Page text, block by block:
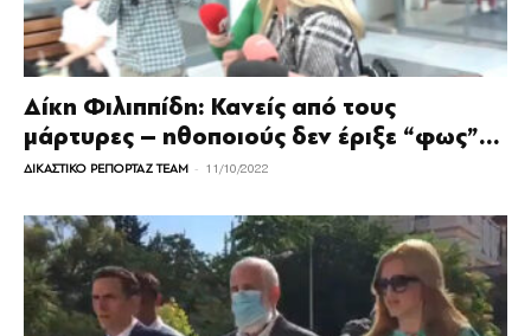
Δίκη Φιλιππίδη: Κανείς από τους
μάρτυρες – ηθοποιούς δεν έριξε “φως”...
ΔΙΚΑΣΤΙΚΟ ΡΕΠΟΡΤΑΖ TEAM - 11/10/2022